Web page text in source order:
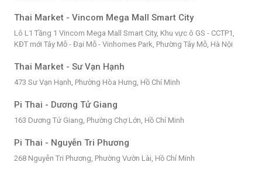
Thai Market - Vincom Mega Mall Smart City
Lô L1 Tầng 1 Vincom Mega Mall Smart City, Khu vực ô GS - CCTP1,
KĐT mới Tây Mỗ - Đại Mỗ - Vinhomes Park, Phường Tây Mỗ, Hà Nội
Thai Market - Sư Vạn Hạnh
473 Sư Vạn Hạnh, Phường Hòa Hưng, Hồ Chí Minh
Pi Thai - Dương Tử Giang
163 Dương Tử Giang, Phường Chợ Lớn, Hồ Chí Minh
Pi Thai - Nguyễn Tri Phương
268 Nguyễn Tri Phương, Phường Vườn Lài, Hồ Chí Minh